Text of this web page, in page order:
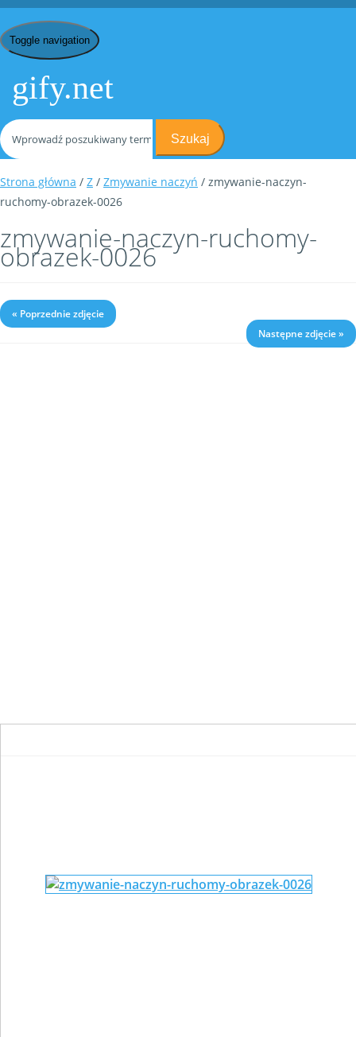
Toggle navigation
gify.net
Szukaj
Strona główna / Z / Zmywanie naczyń / zmywanie-naczyn-
ruchomy-obrazek-0026
zmywanie-naczyn-ruchomy-
obrazek-0026
« Poprzednie zdjęcie
Następne zdjęcie »